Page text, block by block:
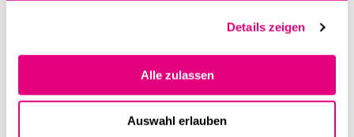
Details zeigen
Alle zulassen
Auswahl erlauben
Universität Luzern Gastwissenschaftler am John W. Kluge
Center in Washington DC. Von 2013 bis 2015 hielt er sich am
Studien (CREEES) an der Stanford University auf, wo er unter
und politischen Kultur im ehemaligen Jugoslawien. Während
seiner Zeit in Stanford arbeitet er in beratender Funktion an